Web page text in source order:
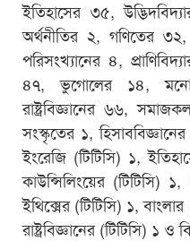
ইতিহাসের ৩৫,
অর্থনীতির ২, গণিতের ৩২,
পরিসংখ্যানের ৪,
৪৭, ভুগোলের ১৪,
রাষ্ট্রবিজ্ঞানের ৬৬,
সংস্কৃতের ১,
ইংরেজি (টিটিসি) ১,
কাউন্সিলিংয়ের (টিটিসি)
ইথিক্সের (টিটিসি) ১,
রাষ্ট্রবিজ্ঞানের (টিটিসি) ১